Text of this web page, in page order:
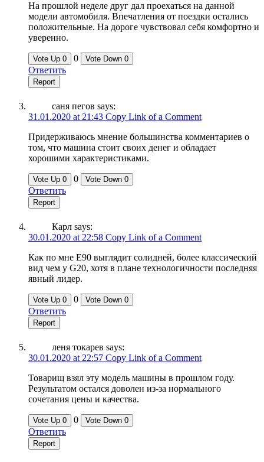
На прошлой неделе друг дал проехаться на данной
модели автомобиля. Впечатления от поездки остались
положительные. На дороге чувствовал себя комфортно и
уверенно.
Vote Up 0 0 Vote Down 0
Ответить
Report
саня пегов says:
31.01.2020 at 21:43 Copy Link of a Comment
Придерживаюсь мнение большинства комментариев о
том, что машина стоит своих денег и обладает
хорошими характеристиками.
Vote Up 0 0 Vote Down 0
Ответить
Report
Карл says:
30.01.2020 at 22:58 Copy Link of a Comment
Как по мне E90 выглядит солидней, более классический
вид чем у G20, хотя в плане технологичности последняя
явный лидер.
Vote Up 0 0 Vote Down 0
Ответить
Report
леня токарев says:
30.01.2020 at 22:57 Copy Link of a Comment
Товарищ взял эту модель машины в прошлом году.
Результатом остался доволен из-за нормального
сочетания цены и качества.
Vote Up 0 0 Vote Down 0
Ответить
Report